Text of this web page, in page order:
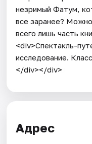
незримый Фатум,
все заранее?
всего лишь часть
<div>Спектакль-
исследование.
</div></div>
Адрес